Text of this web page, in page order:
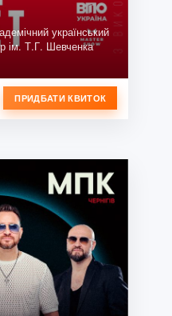
український
ім. Т.Г. Шевченка
ПРИДБАТИ КВИТОК